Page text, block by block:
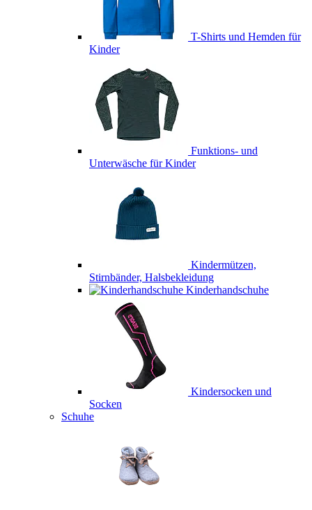
T-Shirts und Hemden für
Kinder
Funktions- und
Unterwäsche für Kinder
Kindermützen,
Stirnbänder, Halsbekleidung
Kinderhandschuhe
Kindersocken und
Socken
Schuhe